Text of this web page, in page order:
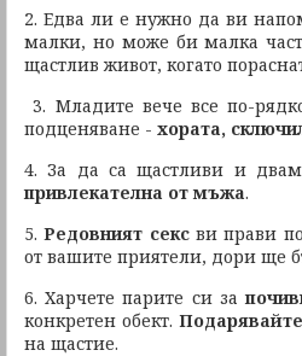
2. Едва ли е нужно да ви
малки, но може би малка
щастлив живот, когато
3. Младите вече все по-
подценяване - хората,
4. За да са щастливи и
привлекателна от мъжа.
5.Редовният сексви прави
от вашите приятели, дори ще
6. Харчете парите си за
конкретен обект.
на щастие.